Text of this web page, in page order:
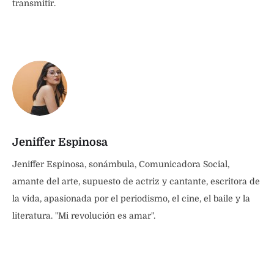
transmitir.
Jeniffer Espinosa
Jeniffer Espinosa, sonámbula, Comunicadora Social,
amante del arte, supuesto de actriz y cantante, escritora de
la vida, apasionada por el periodismo, el cine, el baile y la
literatura. "Mi revolución es amar".